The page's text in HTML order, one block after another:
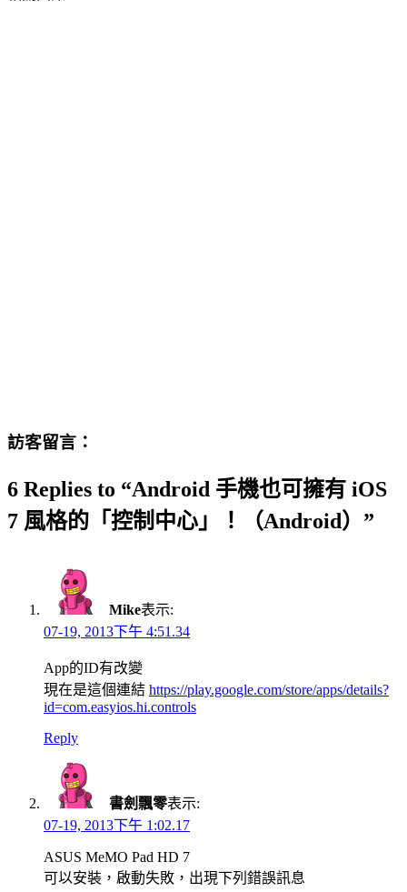
訪客留言：
6 Replies to “Android 手機也可擁有 iOS
7 風格的「控制中心」！（Android）”
Mike表示:
07-19, 2013下午 4:51.34
App的ID有改變
現在是這個連結 https://play.google.com/store/apps/details?
id=com.easyios.hi.controls
Reply
書劍飄零表示:
07-19, 2013下午 1:02.17
ASUS MeMO Pad HD 7
可以安裝，啟動失敗，出現下列錯誤訊息